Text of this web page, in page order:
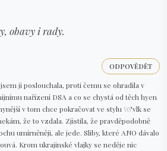
obavy i rady.
ji poslouchala, proti čemu se ohradila v
nařízení DSA a co se chystá od těch hyen
v tom chce pokračovat ve stylu \\\"vlk se
že to vzdala. Zjistila, že pravděpodobně
umírněněji, ale jede. Sliby, které ANO dávalo
Krom ukrajinské vlajky se neděje nic
ODPOVĚDĚT